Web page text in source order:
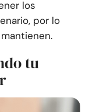
los
por lo
tu